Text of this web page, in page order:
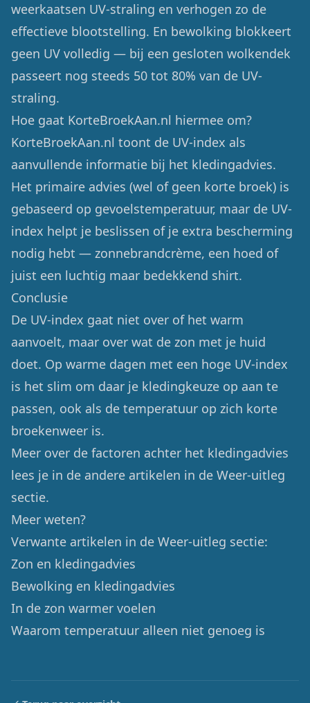
weerkaatsen UV-straling en verhogen zo de
effectieve blootstelling. En bewolking blokkeert
geen UV volledig — bij een gesloten wolkendek
passeert nog steeds 50 tot 80% van de UV-
straling.
Hoe gaat KorteBroekAan.nl hiermee om?
KorteBroekAan.nl toont de UV-index als
aanvullende informatie bij het kledingadvies.
Het primaire advies (wel of geen korte broek) is
gebaseerd op gevoelstemperatuur, maar de UV-
index helpt je beslissen of je extra bescherming
nodig hebt — zonnebrandcrème, een hoed of
juist een luchtig maar bedekkend shirt.
Conclusie
De UV-index gaat niet over of het warm
aanvoelt, maar over wat de zon met je huid
doet. Op warme dagen met een hoge UV-index
is het slim om daar je kledingkeuze op aan te
passen, ook als de temperatuur op zich korte
broekenweer is.
Meer over de factoren achter het kledingadvies
lees je in de andere artikelen in de Weer-uitleg
sectie.
Meer weten?
Verwante artikelen in de Weer-uitleg sectie:
Zon en kledingadvies
Bewolking en kledingadvies
In de zon warmer voelen
Waarom temperatuur alleen niet genoeg is